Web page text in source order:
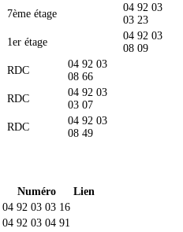
7ème étage
04 92 03
03 23
1er étage
04 92 03
08 09
RDC
04 92 03
08 66
RDC
04 92 03
03 07
RDC
04 92 03
08 49
Numéro
Lien
04 92 03 03 16
04 92 03 04 91